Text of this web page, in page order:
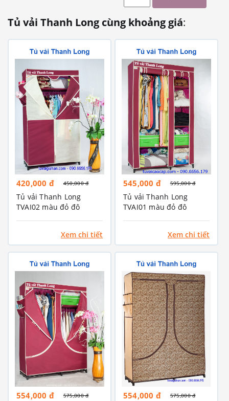
Tủ vải Thanh Long cùng khoảng giá:
420,000 đ 450,000 đ
Tủ vải Thanh Long
TVAI02 màu đỏ đô
Xem chi tiết
545,000 đ 595,000 đ
Tủ vải Thanh Long
TVAI01 màu đỏ đô
Xem chi tiết
554,000 đ 575,000 đ 554,000 đ 575,000 đ